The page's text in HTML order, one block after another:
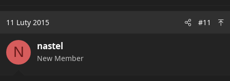
11 Luty 2015 #11
N nastel
New Member